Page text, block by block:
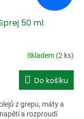
50 ml
Skladem (2 ks)
Do košíku
z grepu, máty a
a rozproudí